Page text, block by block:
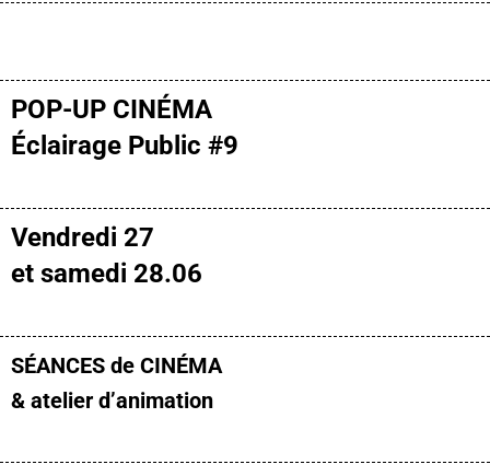
POP-UP CINÉMA
Éclairage Public #9
Vendredi 27
et samedi 28.06
SÉANCES de CINÉMA
& atelier d’animation